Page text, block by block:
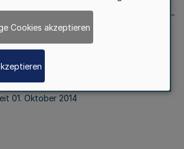
die Hochschulen des Landes
(Hochschulgesetz -
01. Oktober 2014
Cookies akzeptieren